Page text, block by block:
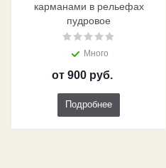
карманами в рельефах
пудровое
Много
от 900 руб.
Подробнее